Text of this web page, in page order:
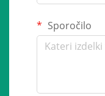
Sporočilo